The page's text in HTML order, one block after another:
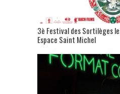
3è Festival des Sortilèges
Espace Saint Michel